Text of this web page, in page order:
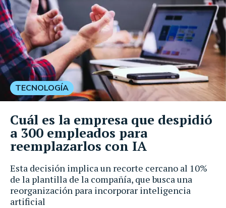
Esta decisión implica un recorte cercano al 10%
de la plantilla de la compañía, que busca una
reorganización para incorporar inteligencia
artificial
TECNOLOGÍA
Cuál es la empresa que despidió
a 300 empleados para
reemplazarlos con IA